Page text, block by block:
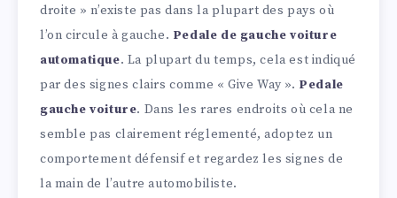
droite » n’existe pas dans la plupart des pays où
l’on circule à gauche. Pedale de gauche voiture
automatique. La plupart du temps, cela est indiqué
par des signes clairs comme « Give Way ». Pedale
gauche voiture. Dans les rares endroits où cela ne
semble pas clairement réglementé, adoptez un
comportement défensif et regardez les signes de
la main de l’autre automobiliste.